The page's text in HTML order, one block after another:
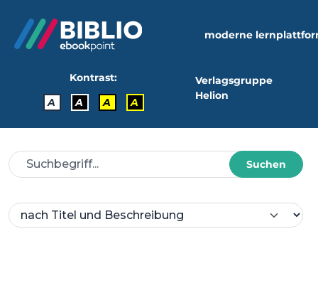
moderne
Kontrast:
A
A A A
Verlagsgruppe
Helion
Suchen